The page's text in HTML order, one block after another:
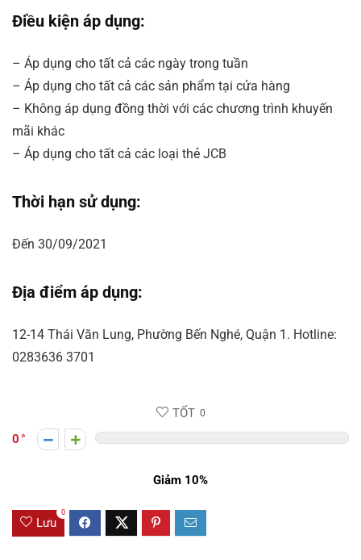
Điều kiện áp dụng:
– Áp dụng cho tất cả các ngày trong tuần
– Áp dụng cho tất cả các sản phẩm tại cửa hàng
– Không áp dụng đồng thời với các chương trình khuyến
mãi khác
– Áp dụng cho tất cả các loại thẻ JCB
Thời hạn sử dụng:
Đến 30/09/2021
Địa điểm áp dụng:
12-14 Thái Văn Lung, Phường Bến Nghé, Quận 1. Hotline:
0283636 3701
TỐT 0
0
Giảm 10%
Lưu
0